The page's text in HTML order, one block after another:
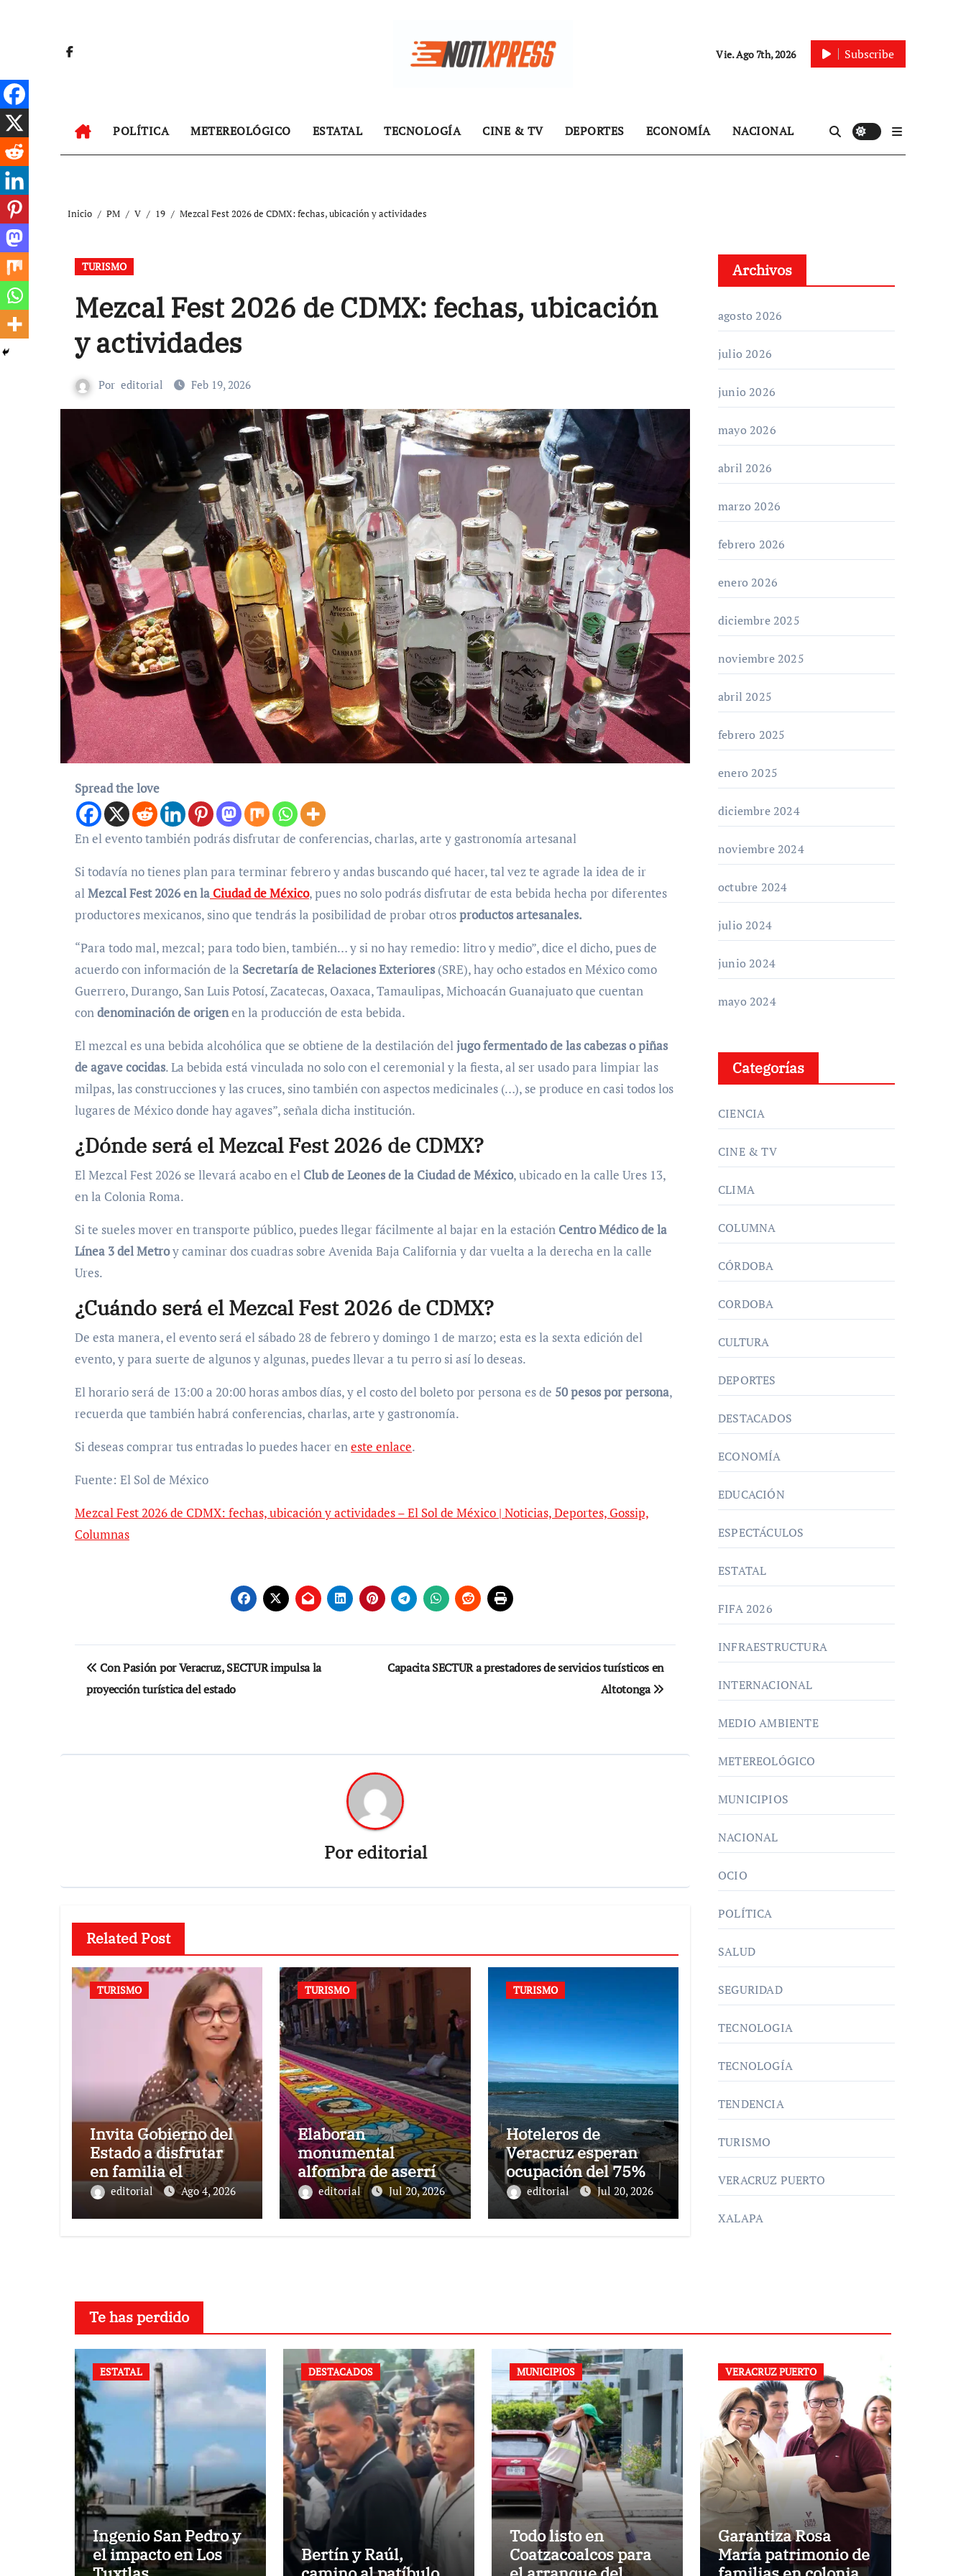
Vie. Ago 7th, 2026 Subscribe
POLÍTICA METEREOLÓGICO ESTATAL TECNOLOGÍA CINE & TV DEPORTES ECONOMÍA NACIONAL
Inicio PM V 19 Mezcal Fest 2026 de CDMX: fechas, ubicación y actividades
TURISMO
Mezcal Fest 2026 de CDMX: fechas, ubicación
y actividades
Por editorial Feb 19, 2026
Spread the love
En el evento también podrás disfrutar de conferencias, charlas, arte y gastronomía artesanal
Si todavía no tienes plan para terminar febrero y andas buscando qué hacer, tal vez te agrade la idea de ir
alMezcal Fest 2026 en la Ciudad de México, pues no solo podrás disfrutar de esta bebida hecha por diferentes
productores mexicanos, sino que tendrás la posibilidad de probar otrosproductos artesanales.
“Para todo mal, mezcal; para todo bien, también… y si no hay remedio: litro y medio”, dice el dicho, pues de
acuerdo con información de la Secretaría de Relaciones Exteriores(SRE), hay ocho estados en México como
Guerrero, Durango, San Luis Potosí, Zacatecas, Oaxaca, Tamaulipas, Michoacán Guanajuato que cuentan
condenominación de origenen la producción de esta bebida.
El mezcal es una bebida alcohólica que se obtiene de la destilación deljugo fermentado de las cabezas o piñas
de agave cocidas. La bebida está vinculada no solo con el ceremonial y la fiesta, al ser usado para limpiar las
milpas, las construcciones y las cruces, sino también con aspectos medicinales (…), se produce en casi todos los
lugares de México donde hay agaves”, señala dicha institución.
¿Dónde será el Mezcal Fest 2026 de CDMX?
El Mezcal Fest 2026 se llevará acabo en el Club de Leones de la Ciudad de México, ubicado en la calle Ures 13,
en la Colonia Roma.
Si te sueles mover en transporte público, puedes llegar fácilmente al bajar en la estación Centro Médico de la
Línea 3 del Metroy caminar dos cuadras sobre Avenida Baja California y dar vuelta a la derecha en la calle
Ures.
¿Cuándo será el Mezcal Fest 2026 de CDMX?
De esta manera, el evento será el sábado 28 de febrero y domingo 1 de marzo; esta es la sexta edición del
evento, y para suerte de algunos y algunas, puedes llevar a tu perro si así lo deseas.
El horario será de 13:00 a 20:00 horas ambos días, y el costo del boleto por persona es de 50 pesos por persona,
recuerda que también habrá conferencias, charlas, arte y gastronomía.
Si deseas comprar tus entradas lo puedes hacer eneste enlace.
Fuente: El Sol de México
Mezcal Fest 2026 de CDMX: fechas, ubicación y actividades – El Sol de México | Noticias, Deportes, Gossip,
Columnas
Navegación
de
Con Pasión por Veracruz, SECTUR impulsa la
proyección turística del estado
Capacita SECTUR a prestadores de servicios turísticos en
Altotonga
Poreditorial
Related Post
TURISMO
Invita Gobierno del
Estado a disfrutar
en familia el
Festival del Mar en
Coatzacoalcos
editorial Ago 4, 2026
TURISMO
Elaboran
monumental
alfombra de aserrín
en Xico por festejos
de Santa María
editorial Jul 20, 2026
TURISMO
Hoteleros de
Veracruz esperan
ocupación del 75%
por vacaciones de
verano
editorial Jul 20, 2026
Archivos
agosto 2026
julio 2026
junio 2026
mayo 2026
abril 2026
marzo 2026
febrero 2026
enero 2026
diciembre 2025
noviembre 2025
abril 2025
febrero 2025
enero 2025
diciembre 2024
noviembre 2024
octubre 2024
julio 2024
junio 2024
mayo 2024
Categorías
CIENCIA
CINE & TV
CLIMA
COLUMNA
CÓRDOBA
CORDOBA
CULTURA
DEPORTES
DESTACADOS
ECONOMÍA
EDUCACIÓN
ESPECTÁCULOS
ESTATAL
FIFA 2026
INFRAESTRUCTURA
INTERNACIONAL
MEDIO AMBIENTE
METEREOLÓGICO
MUNICIPIOS
NACIONAL
OCIO
POLÍTICA
SALUD
SEGURIDAD
TECNOLOGIA
TECNOLOGÍA
TENDENCIA
TURISMO
VERACRUZ PUERTO
XALAPA
Te has perdido
ESTATAL
Ingenio San Pedro y
el impacto en Los
DESTACADOS
Bertín y Raúl,
MUNICIPIOS
Todo listo en
Coatzacoalcos para
VERACRUZ PUERTO
Garantiza Rosa
María patrimonio de